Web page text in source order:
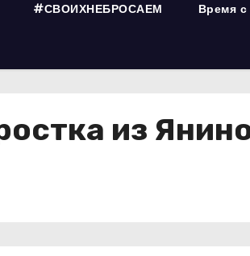
#СВОИХНЕБРОСАЕМ Время с
из